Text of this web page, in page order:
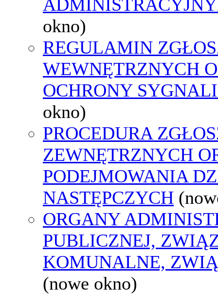
okno)
REGULAMIN
WEWNĘTRZNYCH
OCHRONY
okno)
PROCEDURA
ZEWNĘTRZNYCH
PODEJMOWANIA
NASTĘPCZYCH
ORGANY
PUBLICZNEJ,
KOMUNALNE,
(nowe okno)